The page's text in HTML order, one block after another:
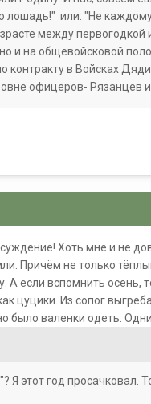
лошадь!" или: "Не
между
на общевойсковой
в Войсках
офицеров- Рязанцев
Хоть мне и не
Причём не только
если вспомнить осень,
цуцики. Из сопог
было валенки одеть.
этот год просачковал.